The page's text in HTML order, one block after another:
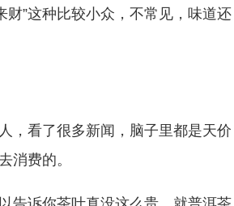
财”这种比较小众，不常见，味道还
，看了很多新闻，脑子里都是天价
消费的。